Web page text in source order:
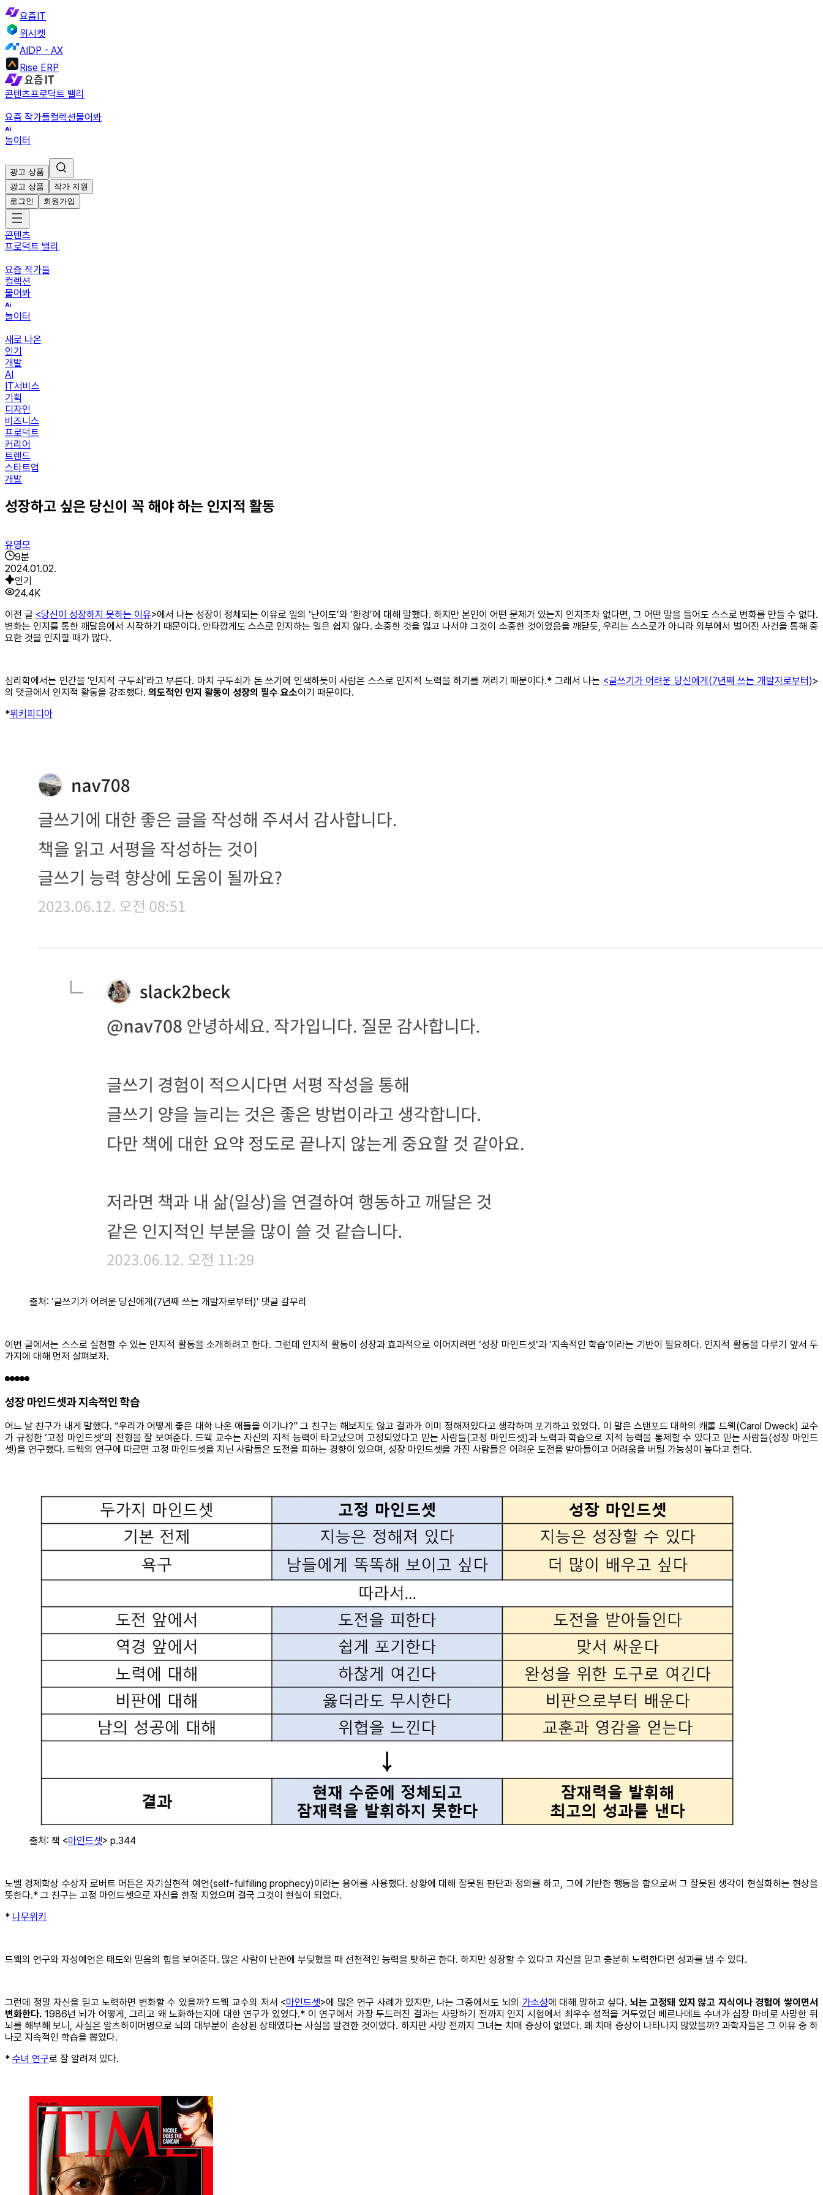
요즘IT
위시켓
AIDP - AX
Rise ERP
콘텐츠프로덕트 밸리
요즘 작가들컬렉션물어봐
놀이터
광고 상품
광고 상품
작가 지원
로그인
회원가입
콘텐츠
프로덕트 밸리
요즘 작가들
컬렉션
물어봐
놀이터
새로 나온
인기
개발
AI
IT서비스
기획
디자인
비즈니스
프로덕트
커리어
트렌드
스타트업
개발
성장하고 싶은 당신이 꼭 해야 하는 인지적 활동
유영모
9분
2024.01.02.
인기
24.4K
이전 글 <당신이 성장하지 못하는 이유>에서 나는 성장이 정체되는 이유로 일의 ‘난이도’와 ‘환경’에 대해 말했다. 하지만 본인이 어떤 문제가 있는지 인지조차 없다면, 그 어떤 말을 들어도 스스로 변화를 만들 수 없다.
변화는 인지를 통한 깨달음에서 시작하기 때문이다. 안타깝게도 스스로 인지하는 일은 쉽지 않다. 소중한 것을 잃고 나서야 그것이 소중한 것이었음을 깨닫듯, 우리는 스스로가 아니라 외부에서 벌어진 사건을 통해 중
요한 것을 인지할 때가 많다.
심리학에서는 인간을 '인지적 구두쇠’라고 부른다. 마치 구두쇠가 돈 쓰기에 인색하듯이 사람은 스스로 인지적 노력을 하기를 꺼리기 때문이다.* 그래서 나는 <글쓰기가 어려운 당신에게(7년째 쓰는 개발자로부터)>
의 댓글에서 인지적 활동을 강조했다. 의도적인 인지 활동이 성장의 필수 요소이기 때문이다.
*위키피디아
출처: ‘글쓰기가 어려운 당신에게(7년째 쓰는 개발자로부터)’ 댓글 갈무리
이번 글에서는 스스로 실천할 수 있는 인지적 활동을 소개하려고 한다. 그런데 인지적 활동이 성장과 효과적으로 이어지려면 ‘성장 마인드셋’과 ‘지속적인 학습’이라는 기반이 필요하다. 인지적 활동을 다루기 앞서 두
가지에 대해 먼저 살펴보자.
성장 마인드셋과 지속적인 학습
어느 날 친구가 내게 말했다. “우리가 어떻게 좋은 대학 나온 애들을 이기냐?” 그 친구는 해보지도 않고 결과가 이미 정해져있다고 생각하며 포기하고 있었다. 이 말은 스탠포드 대학의 캐롤 드웩(Carol Dweck) 교수
가 규정한 ‘고정 마인드셋’의 전형을 잘 보여준다. 드웩 교수는 자신의 지적 능력이 타고났으며 고정되었다고 믿는 사람들(고정 마인드셋)과 노력과 학습으로 지적 능력을 통제할 수 있다고 믿는 사람들(성장 마인드
셋)을 연구했다. 드웩의 연구에 따르면 고정 마인드셋을 지닌 사람들은 도전을 피하는 경향이 있으며, 성장 마인드셋을 가진 사람들은 어려운 도전을 받아들이고 어려움을 버틸 가능성이 높다고 한다.
출처: 책 <마인드셋> p.344
노벨 경제학상 수상자 로버트 머튼은 자기실현적 예언(self-fulfilling prophecy)이라는 용어를 사용했다. 상황에 대해 잘못된 판단과 정의를 하고, 그에 기반한 행동을 함으로써 그 잘못된 생각이 현실화하는 현상을
뜻한다.* 그 친구는 고정 마인드셋으로 자신을 한정 지었으며 결국 그것이 현실이 되었다.
* 나무위키
드웩의 연구와 자성예언은 태도와 믿음의 힘을 보여준다. 많은 사람이 난관에 부딪혔을 때 선천적인 능력을 탓하곤 한다. 하지만 성장할 수 있다고 자신을 믿고 충분히 노력한다면 성과를 낼 수 있다.
그런데 정말 자신을 믿고 노력하면 변화할 수 있을까? 드웩 교수의 저서 <마인드셋>에 많은 연구 사례가 있지만, 나는 그중에서도 뇌의 가소성에 대해 말하고 싶다. 뇌는 고정돼 있지 않고 지식이나 경험이 쌓이면서
변화한다. 1986년 뇌가 어떻게, 그리고 왜 노화하는지에 대한 연구가 있었다.* 이 연구에서 가장 두드러진 결과는 사망하기 전까지 인지 시험에서 최우수 성적을 거두었던 베르나데트 수녀가 심장 마비로 사망한 뒤
뇌를 해부해 보니, 사실은 알츠하이머병으로 뇌의 대부분이 손상된 상태였다는 사실을 발견한 것이었다. 하지만 사망 전까지 그녀는 치매 증상이 없었다. 왜 치매 증상이 나타나지 않았을까? 과학자들은 그 이유 중 하
나로 지속적인 학습을 뽑았다.
* 수녀 연구로 잘 알려져 있다.